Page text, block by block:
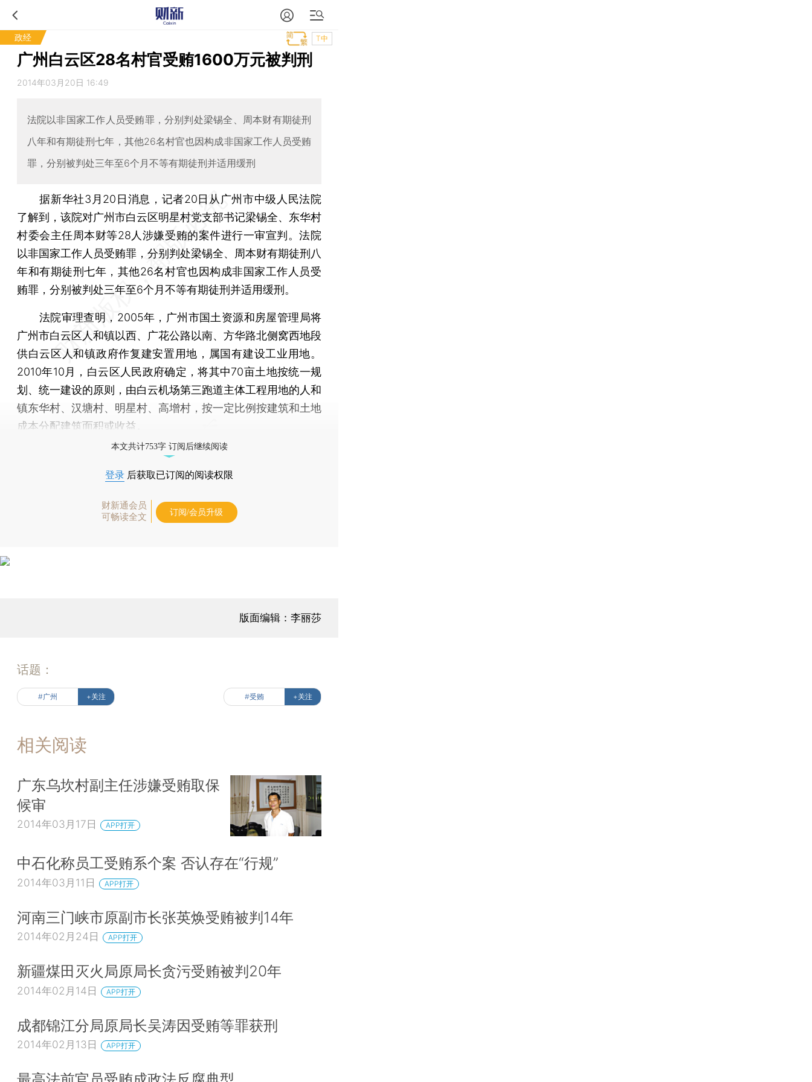
政经 T中
广州白云区28名村官受贿1600万元被判刑
2014年03月20日 16:49
法院以非国家工作人员受贿罪，分别判处梁锡全、周本财有期徒刑
八年和有期徒刑七年，其他26名村官也因构成非国家工作人员受贿
罪，分别被判处三年至6个月不等有期徒刑并适用缓刑
据新华社3月20日消息，记者20日从广州市中级人民法院
了解到，该院对广州市白云区明星村党支部书记梁锡全、东华村
村委会主任周本财等28人涉嫌受贿的案件进行一审宣判。法院
以非国家工作人员受贿罪，分别判处梁锡全、周本财有期徒刑八
年和有期徒刑七年，其他26名村官也因构成非国家工作人员受
贿罪，分别被判处三年至6个月不等有期徒刑并适用缓刑。
法院审理查明，2005年，广州市国土资源和房屋管理局将
广州市白云区人和镇以西、广花公路以南、方华路北侧窝西地段
供白云区人和镇政府作复建安置用地，属国有建设工业用地。
2010年10月，白云区人民政府确定，将其中70亩土地按统一规
划、统一建设的原则，由白云机场第三跑道主体工程用地的人和
镇东华村、汉塘村、明星村、高增村，按一定比例按建筑和土地
成本分配建筑面积或收益。
本文共计753字 订阅后继续阅读
登录 后获取已订阅的阅读权限
财新通会员
可畅读全文
订阅/会员升级
版面编辑：李丽莎
话题：
#广州 +关注 #受贿 +关注
相关阅读
广东乌坎村副主任涉嫌受贿取保
候审
2014年03月17日 APP打开
中石化称员工受贿系个案 否认存在“行规”
2014年03月11日 APP打开
河南三门峡市原副市长张英焕受贿被判14年
2014年02月24日 APP打开
新疆煤田灭火局原局长贪污受贿被判20年
2014年02月14日 APP打开
成都锦江分局原局长吴涛因受贿等罪获刑
2014年02月13日 APP打开